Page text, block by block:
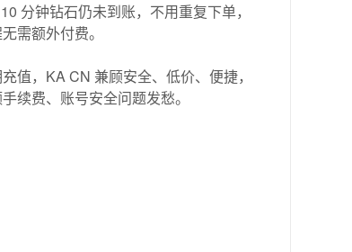
分钟钻石仍未到账，不用重复下单，
需额外付费。
值，KA CN 兼顾安全、低价、便捷，
续费、账号安全问题发愁。